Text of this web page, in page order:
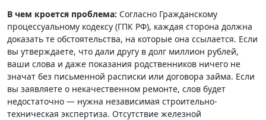
В чем кроется проблема: Согласно Гражданскому
процессуальному кодексу (ГПК РФ), каждая сторона должна
доказать те обстоятельства, на которые она ссылается. Если
вы утверждаете, что дали другу в долг миллион рублей,
ваши слова и даже показания родственников ничего не
значат без письменной расписки или договора займа. Если
вы заявляете о некачественном ремонте, слов будет
недостаточно — нужна независимая строительно-
техническая экспертиза. Отсутствие железной